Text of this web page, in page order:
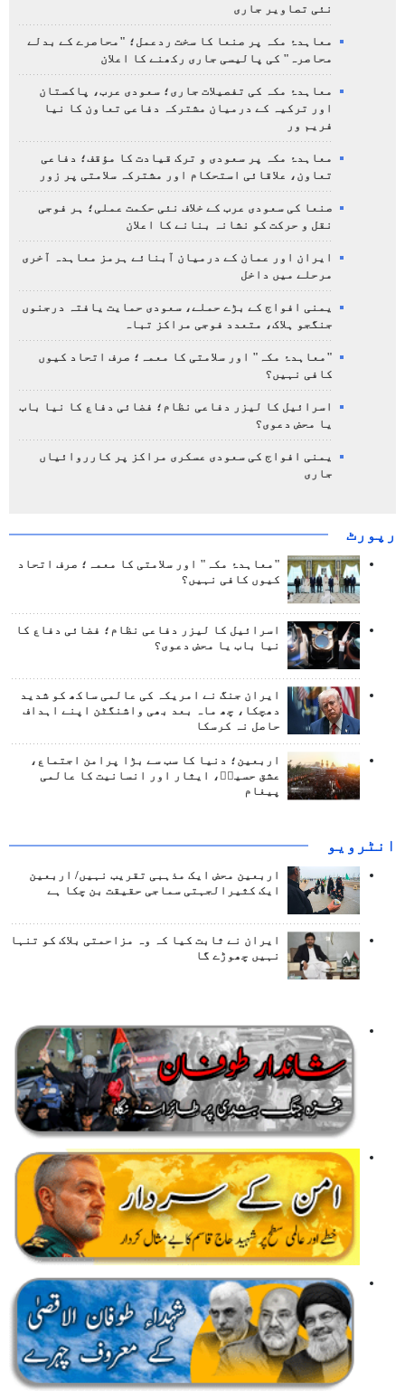
نئی تصاویر جاری
معاہدۂ مکہ پر صنعا کا سخت ردعمل؛ "محاصرے کے بدلے
محاصرہ" کی پالیسی جاری رکھنے کا اعلان
معاہدۂ مکہ کی تفصیلات جاری؛ سعودی عرب، پاکستان
اور ترکیہ کے درمیان مشترکہ دفاعی تعاون کا نیا
فریم ور
معاہدۂ مکہ پر سعودی و ترک قیادت کا مؤقف؛ دفاعی
تعاون، علاقائی استحکام اور مشترکہ سلامتی پر زور
صنعا کی سعودی عرب کے خلاف نئی حکمت عملی؛ ہر فوجی
نقل و حرکت کو نشانہ بنانے کا اعلان
ایران اور عمان کے درمیان آبنائے ہرمز معاہدہ آخری
مرحلے میں داخل
یمنی افواج کے بڑے حملے، سعودی حمایت یافتہ درجنوں
جنگجو ہلاک، متعدد فوجی مراکز تباہ
"معاہدۂ مکہ" اور سلامتی کا معمہ؛ صرف اتحاد کیوں
کافی نہیں؟
اسرائیل کا لیزر دفاعی نظام؛ فضائی دفاع کا نیا باب
یا محض دعوی؟
یمنی افواج کی سعودی عسکری مراکز پر کارروائیاں
جاری
رپورٹ
"معاہدۂ مکہ" اور سلامتی کا معمہ؛ صرف اتحاد
کیوں کافی نہیں؟
اسرائیل کا لیزر دفاعی نظام؛ فضائی دفاع کا
نیا باب یا محض دعوی؟
ایران جنگ نے امریکہ کی عالمی ساکھ کو شدید
دھچکا، چھ ماہ بعد بھی واشنگٹن اپنے اہداف
حاصل نہ کرسکا
اربعین؛ دنیا کا سب سے بڑا پرامن اجتماع،
عشق حسینؑ، ایثار اور انسانیت کا عالمی
پیغام
انٹرويو
اربعین محض ایک مذہبی تقریب نہیں/ اربعین
ایک کثیرالجہتی سماجی حقیقت بن چکا ہے
ایران نے ثابت کیا کہ وہ مزاحمتی بلاک کو تنہا
نہیں چھوڑے گا